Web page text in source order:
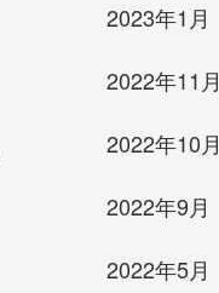
2023年1月
2022年11月
2022年10月
2022年9月
2022年5月